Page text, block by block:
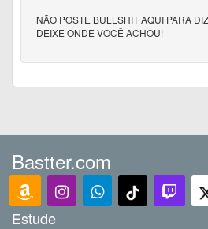
NÃO POSTE BULLSHIT AQUI PARA
DEIXE ONDE VOCÊ ACHOU!
Bastter.com
Estude